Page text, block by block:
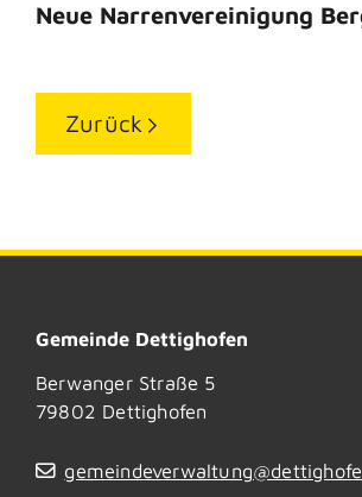
Neue Narrenvereinigung
Zurück
Gemeinde Dettighofen
Berwanger Straße 5
79802 Dettighofen